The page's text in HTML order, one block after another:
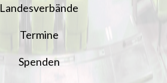
Landesverbände
Termine
Spenden